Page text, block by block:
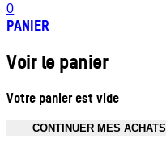
0
PANIER
Voir le panier
Votre panier est vide
CONTINUER MES ACHATS